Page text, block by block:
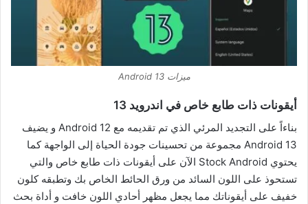
ميزات Android 13
أيقونات ذات طابع خاص في اندرويد 13
بناءاً على التجديد المرئي الذي تم تقديمه مع Android 12 و يضيف
Android 13 مجموعة من تحسينات جودة الحياة إلى الواجهة كما
يحتوي Stock Android الآن على أيقونات ذات طابع خاص والتي
تستحوذ على اللون السائد من ورق الحائط الخاص بك وتطبقه كلون
خفيف على أيقوناتك مما يجعل مظهر أحادي اللون خافت و أداة بحث